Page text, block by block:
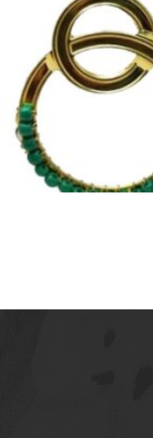
PENDIENTES
BOLITAS
€